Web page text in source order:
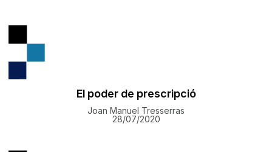
El poder de prescripció
Joan Manuel Tresserras
28/07/2020